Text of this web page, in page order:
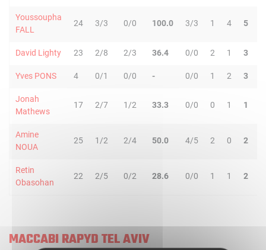
Youssoupha
FALL
24 3/3 0/0 100.0 3/3 1 4 5
David Lighty 23 2/8 2/3 36.4 0/0 2 1 3
Yves PONS 4 0/1 0/0 - 0/0 1 2 3
Jonah
Mathews
17 2/7 1/2 33.3 0/0 0 1 1
Amine
NOUA
25 1/2 2/4 50.0 4/5 2 0 2
Retin
Obasohan
22 2/5 0/2 28.6 0/0 1 1 2
MACCABI RAPYD TEL AVIV